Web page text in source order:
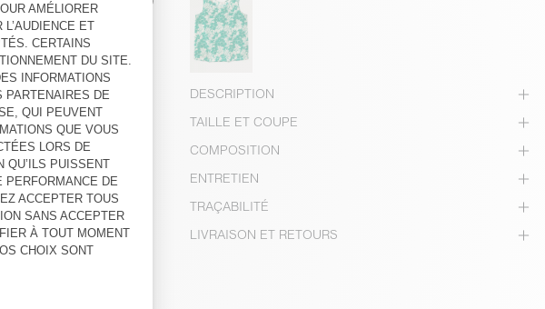
DESCRIPTION
TAILLE ET COUPE
COMPOSITION
ENTRETIEN
TRAÇABILITÉ
LIVRAISON ET RETOURS